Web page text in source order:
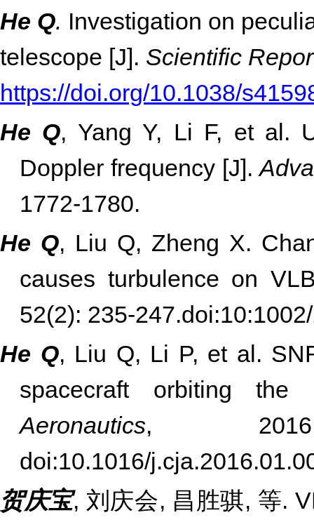
He Q. Investigation on
telescope [J]. Scientific
https://doi.org/10.1038/
He Q, Yang Y, Li F, et al.
Doppler frequency [J].
1772-1780.
He Q, Liu Q, Zheng X.
causes turbulence on
52(2): 235-247.
He Q, Liu Q, Li P, et al.
spacecraft orbiting
Aeronautics,
doi:10.1016/
贺庆宝, 刘庆会, 昌胜骐, 等.